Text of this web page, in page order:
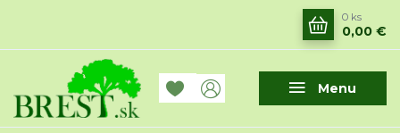
Menu
0 ks
0,00 €